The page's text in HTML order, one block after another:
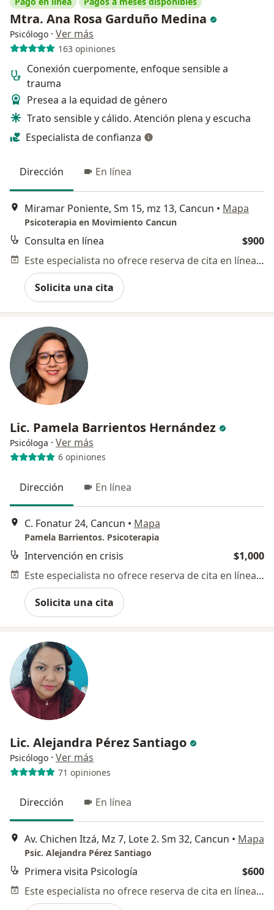
Mtra. Ana Rosa Garduño Medina
Psicólogo · Ver más
163 opiniones
Conexión cuerpomente, enfoque sensible a
trauma
Presea a la equidad de género
Trato sensible y cálido. Atención plena y escucha
Especialista de confianza
Dirección En línea
Miramar Poniente, Sm 15, mz 13, Cancun • Mapa
Psicoterapia en Movimiento Cancun
Consulta en línea
$900
Este especialista no ofrece reserva de cita en línea en esta dirección.
Solicita una cita
Lic. Pamela Barrientos Hernández
Psicóloga · Ver más
6 opiniones
Dirección En línea
C. Fonatur 24, Cancun • Mapa
Pamela Barrientos. Psicoterapia
Intervención en crisis
$1,000
Este especialista no ofrece reserva de cita en línea en esta dirección.
Solicita una cita
Lic. Alejandra Pérez Santiago
Psicólogo · Ver más
71 opiniones
Dirección En línea
Av. Chichen Itzá, Mz 7, Lote 2. Sm 32, Cancun • Mapa
Psic. Alejandra Pérez Santiago
Primera visita Psicología
$600
Este especialista no ofrece reserva de cita en línea en esta dirección.